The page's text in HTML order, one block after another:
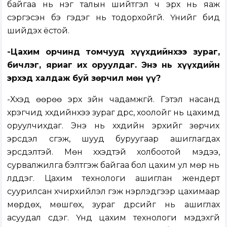
байгаа нь нэг талын шийтгэл ч эрх нь яаж
сэргэсэн бэ гэдэг нь тодорхойгүй. Үүнийг бид
шийдэх ёстой.
-Цахим орчинд томчууд хүүхдийнхээ зураг,
бичлэг, яриаг их оруулдаг. Энэ нь хүүхдийн
эрхэд халдаж буй зөрчил мөн үү?
-Хүүхэд өөрөө эрх зүйн чадамжгүй. Гэтэл насанд
хүрэгчид хүүхдийнхээ зураг дүрс, хоолойг нь цахимд
оруулчихдаг. Энэ нь хүүхдийн эрхийг зөрчих
эрсдэл үүсгэж, шууд буруугаар ашиглагдах
эрсдэлтэй. Мөн хүүхэдтэй холбоотой мэдээ,
сурвалжилга бэлтгэж байгаа бол цахим ул мөр нь
үлддэг. Цахим технологи ашиглан жендерт
суурилсан хүчирхийлэл гэж нэрлэдгээр цахимаар
мөрдөх, мөшгөх, зураг дүрсийг нь ашиглах
асуудал үүсдэг. Үүнд цахим технологи мэдэхгүй